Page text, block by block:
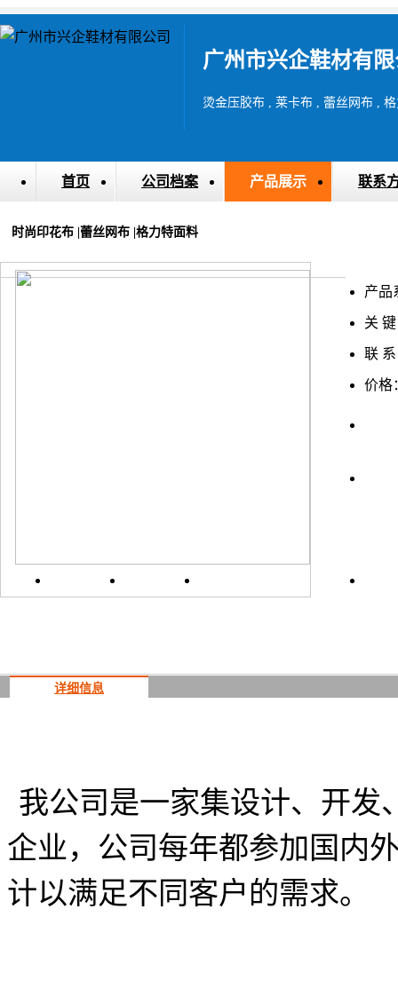
广州市兴企鞋材有
烫金压胶布 , 莱卡布 , 蕾丝网布 ,
首页 公司档案 产品展示 联系
时尚印花布 |蕾丝网布 |格力特面料
产品
关
联
价格
详细信息
我公司是一家集设计、开发
企业，公司每年都参加国内
计以满足不同客户的需求。